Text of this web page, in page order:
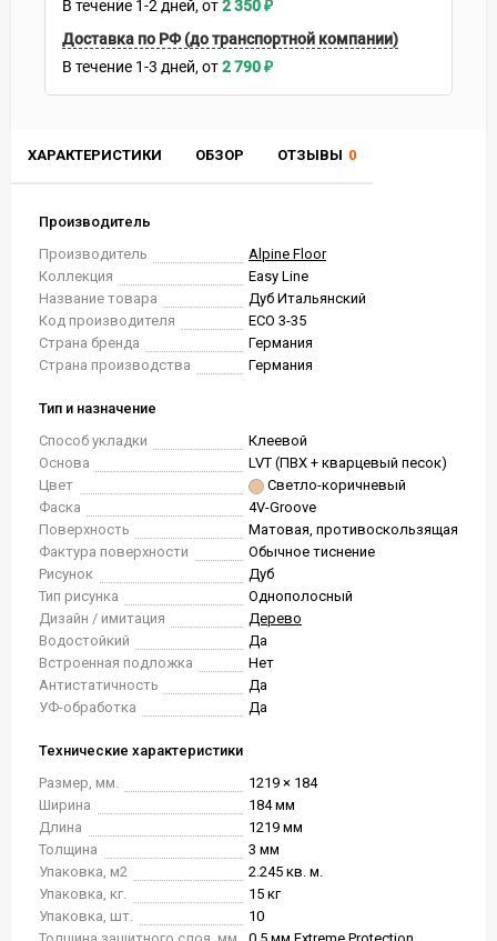
ХАРАКТЕРИСТИКИ ОБЗОР ОТЗЫВЫ 0
Производитель
Производитель
Alpine Floor
Коллекция
Easy Line
Название товара
Дуб Итальянский
Код производителя
ЕСО 3-35
Страна бренда
Германия
Страна производства
Германия
Тип и назначение
Способ укладки
Клеевой
Основа
LVT (ПВХ + кварцевый песок)
Цвет
Светло-коричневый
Фаска
4V-Groove
Поверхность
Матовая, противоскользящая
Фактура поверхности
Обычное тиснение
Рисунок
Дуб
Тип рисунка
Однополосный
Дизайн / имитация
Дерево
Водостойкий
Да
Встроенная подложка
Нет
Антистатичность
Да
УФ-обработка
Да
Технические характеристики
Размер, мм.
1219 × 184
Ширина
184 мм
Длина
1219 мм
Толщина
3 мм
Упаковка, м2
2.245 кв. м.
Упаковка, кг.
15 кг
Упаковка, шт.
10
В течение 1-2 дней 2 350₽
Доставка по РФ (до транспортной компании)
В течение 1-3 дней 2 790₽